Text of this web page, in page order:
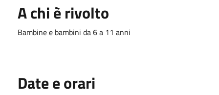
A chi è rivolto
Bambine e bambini da 6 a 11 anni
Date e orari